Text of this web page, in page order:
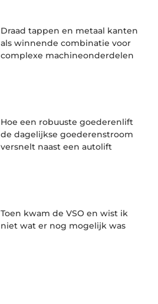
Draad tappen en metaal kanten
als winnende combinatie voor
complexe machineonderdelen
Hoe een robuuste goederenlift
de dagelijkse goederenstroom
versnelt naast een autolift
Toen kwam de VSO en wist ik
niet wat er nog mogelijk was